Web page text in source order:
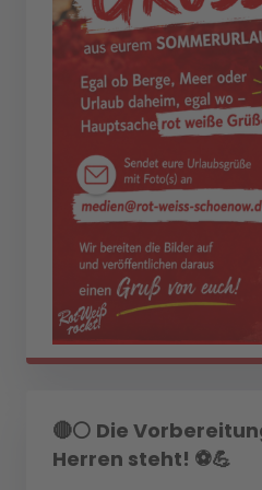
🔴⚪ Die
Herren steht! ⚽💪